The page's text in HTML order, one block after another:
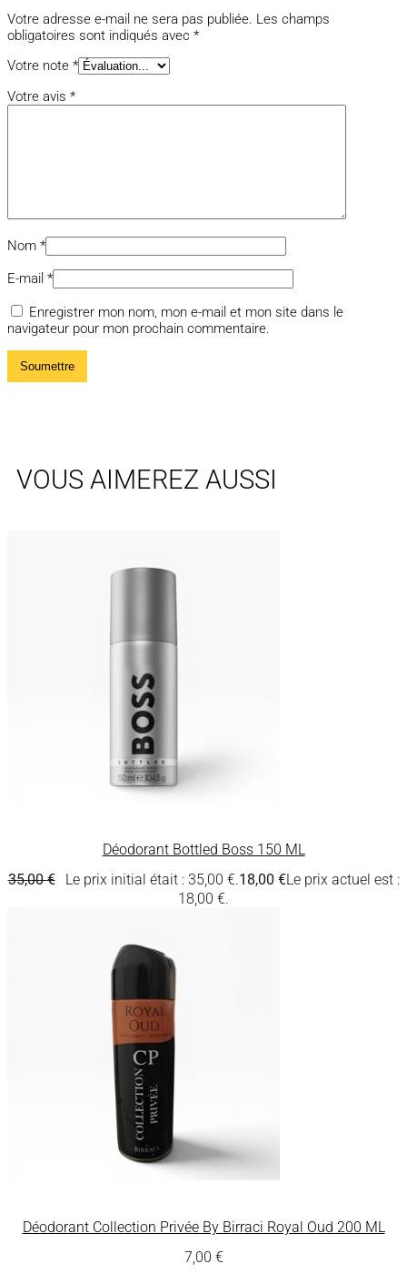
Votre adresse e-mail ne sera pas publiée. Les champs
obligatoires sont indiqués avec *
Votre note *
Votre avis *
Nom *
E-mail *
Enregistrer mon nom, mon e-mail et mon site dans le
navigateur pour mon prochain commentaire.
VOUS AIMEREZ AUSSI
Déodorant Bottled Boss 150 ML
35,00€ Le prix initial était : 35,00 €.18,00 €Le prix actuel est :
18,00 €.
Déodorant Collection Privée By Birraci Royal Oud 200 ML
7,00 €